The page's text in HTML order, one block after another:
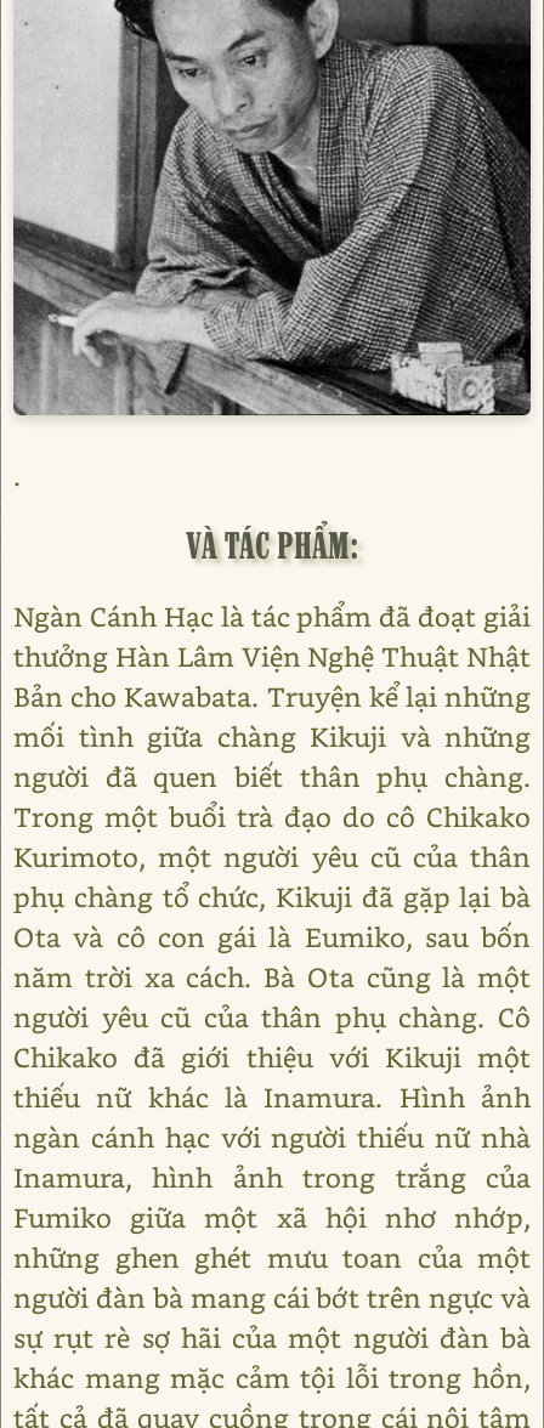
.
VÀ TÁC PHẨM:
Ngàn Cánh Hạc là tác phẩm đã đoạt giải
thưởng Hàn Lâm Viện Nghệ Thuật Nhật
Bản cho Kawabata. Truyện kể lại những
mối tình giữa chàng Kikuji và những
người đã quen biết thân phụ chàng.
Trong một buổi trà đạo do cô Chikako
Kurimoto, một người yêu cũ của thân
phụ chàng tổ chức, Kikuji đã gặp lại bà
Ota và cô con gái là Eumiko, sau bốn
năm trời xa cách. Bà Ota cũng là một
người yêu cũ của thân phụ chàng. Cô
Chikako đã giới thiệu với Kikuji một
thiếu nữ khác là Inamura. Hình ảnh
ngàn cánh hạc với người thiếu nữ nhà
Inamura, hình ảnh trong trắng của
Fumiko giữa một xã hội nhơ nhớp,
những ghen ghét mưu toan của một
người đàn bà mang cái bớt trên ngực và
sự rụt rè sợ hãi của một người đàn bà
khác mang mặc cảm tội lỗi trong hồn,
tất cả đã quay cuồng trong cái nội tâm